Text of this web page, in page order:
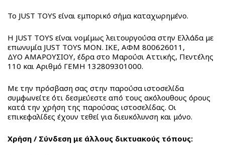
It
Fashion
Sketchbook
Jewelry
Decor
Beauty
Juicy
Juicy
K-
Stars
Unicones
BACK
Unicones
Σειρά
3
House
QT
Kitties
Puffy
Hello
VIDEO
ΕΠΙΚΟΙΝΩΝΙΑ
Το JUST TOYS είναι εμπορικό σήμα καταχωρημένο.
Η JUST TOYS είναι νομίμως λειτουργούσα στην Ελλάδα με
επωνυμία JUST TOYS ΜΟΝ. ΙΚΕ, ΑΦΜ 800626011,
ΔΥΟ ΑΜΑΡΟΥΣΙΟΥ, έδρα στο Μαρούσι Αττικής, Πεντέλης
110 και Αριθμό ΓΕΜΗ 132809301000.
Με την πρόσβαση σας στην παρούσα ιστοσελίδα
συμφωνείτε ότι δεσμεύεστε από τους ακόλουθους όρους
κατά την χρήση της παρούσας ιστοσελίδας. Οι
επικεφαλίδες έχουν τεθεί για διευκόλυνση και μόνο.
Χρήση / Σύνδεση με άλλους δικτυακούς τόπους: